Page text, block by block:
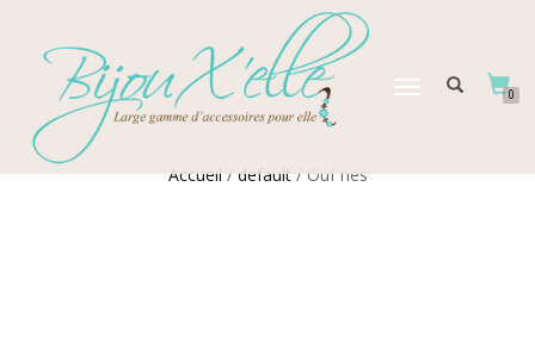
DÉPLIER
0
Accueil/default/ Ouf nes